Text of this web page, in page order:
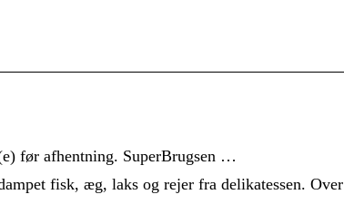
før afhentning. SuperBrugsen …
fisk, æg, laks og rejer fra delikatessen.